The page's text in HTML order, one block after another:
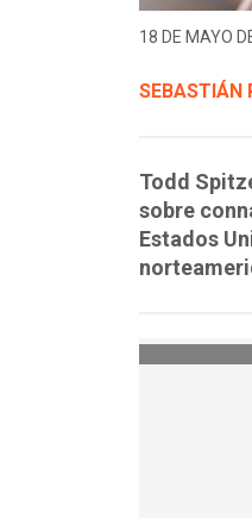
18 DE MAYO
SEBASTIÁN
Todd
sobre
Estados